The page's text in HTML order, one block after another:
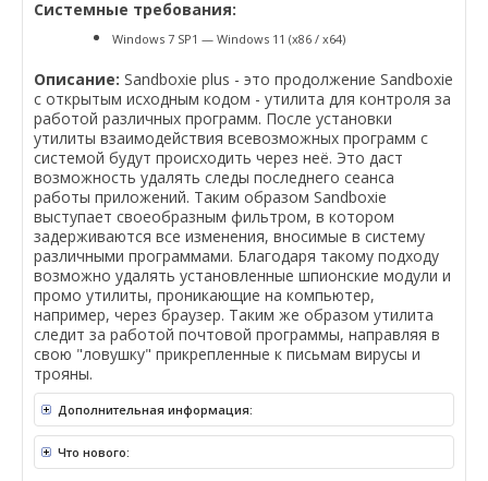
Системные требования:
Windows 7 SP1 — Windows 11 (x86 / x64)
Описание: Sandboxie plus - это продолжение Sandboxie
с открытым исходным кодом - yтилита для контроля за
работой различных программ. После установки
утилиты взаимодействия всевозможных программ с
системой будут происходить через неё. Это даст
возможность удалять следы последнего сеанса
работы приложений. Таким образом Sandboxie
выступает своеобразным фильтром, в котором
задерживаются все изменения, вносимые в систему
различными программами. Благодаря такому подходу
возможно удалять установленные шпионские модули и
промо утилиты, проникающие на компьютер,
например, через браузер. Таким же образом утилита
следит за работой почтовой программы, направляя в
свою "ловушку" прикрепленные к письмам вирусы и
трояны.
Дополнительная информация:
Что нового: